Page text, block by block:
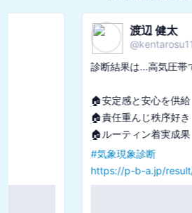
渡辺 健太
kentarosu11
診断結果は...高気圧帯でした
🏠安定感と安心を供給
🏠責任重んじ秩序好き
🏠ルーティン着実成果
https://p-b-a.jp/result/weatherfn/t6